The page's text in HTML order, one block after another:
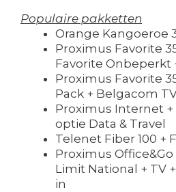
Populaire pakketten
Orange Kangoeroe
Proximus Favorite
Favorite Onbeperkt
Proximus Favorite
Pack + Belgacom
Proximus Internet +
optie Data & Travel
Telenet Fiber 100 +
Proximus
Limit National + TV
in